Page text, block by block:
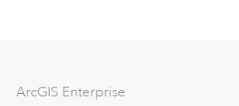
ArcGIS Enterprise